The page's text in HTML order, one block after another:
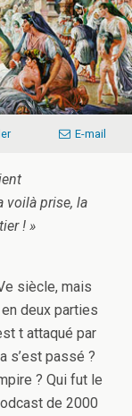
E-mail
voilà prise, la
! »
siècle, mais
deux parties
t attaqué par
s’est passé ?
? Qui fut le
de 2000